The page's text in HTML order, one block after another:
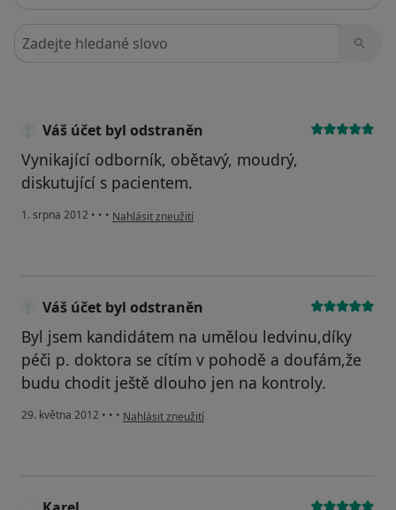
Hledejte v názorech
Váš účet byl odstraněn
Vynikající odborník, obětavý, moudrý,
diskutující s pacientem.
1. srpna 2012 • • • podle názoru uživatele Váš účet byl odstraněn
Nahlásit zneužití
Váš účet byl odstraněn
Byl jsem kandidátem na umělou ledvinu,díky
péči p. doktora se cítím v pohodě a doufám,že
budu chodit ještě dlouho jen na kontroly.
29. května 2012 • • • podle názoru uživatele Váš účet byl odstraněn
Nahlásit zneužití